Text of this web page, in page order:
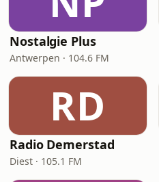
Nostalgie Plus
Antwerpen · 104.6 FM
RD
Radio Demerstad
Diest · 105.1 FM